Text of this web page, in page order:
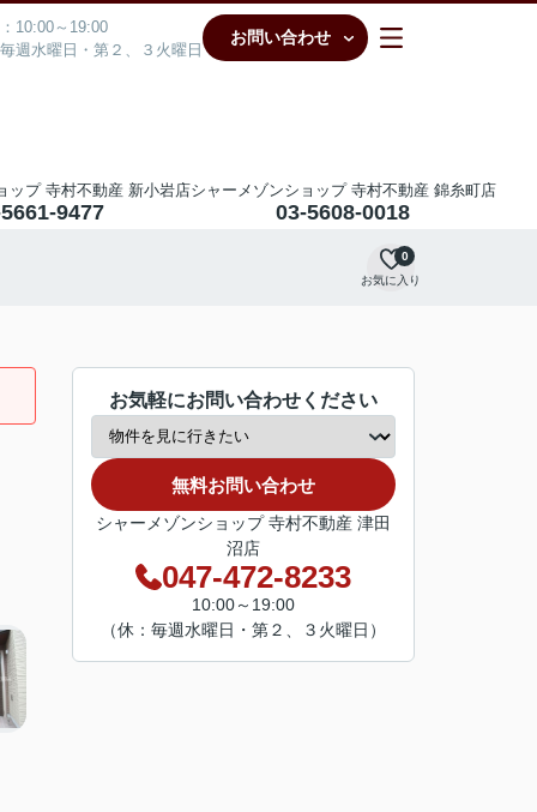
10:00～19:00
週水曜日・第２、３火曜日
お問い合わせ
ップ 寺村不動産 新小岩店
9477
シャーメゾンショップ 寺村不動産 錦糸町店
03-5608-0018
お気に入り
0
お気軽にお問い合わせください
無料お問い合わせ
シャーメゾンショップ 寺村不動産 津田
沼店
047-472-8233
10:00～19:00
（休：毎週水曜日・第２、３火曜日）